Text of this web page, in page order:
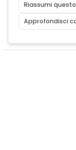
Riassumi
Approfondisci